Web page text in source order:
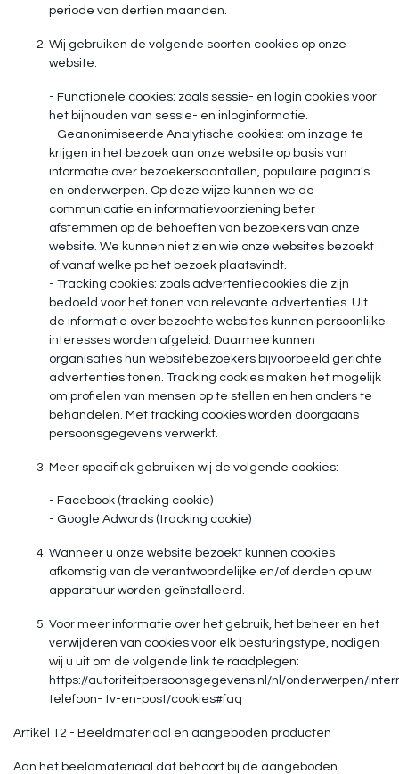
periode van dertien maanden.
Wij gebruiken de volgende soorten cookies op onze
website:
- Functionele cookies: zoals sessie- en login cookies voor
het bijhouden van sessie- en inloginformatie.
- Geanonimiseerde Analytische cookies: om inzage te
krijgen in het bezoek aan onze website op basis van
informatie over bezoekersaantallen, populaire pagina’s
en onderwerpen. Op deze wijze kunnen we de
communicatie en informatievoorziening beter
afstemmen op de behoeften van bezoekers van onze
website. We kunnen niet zien wie onze websites bezoekt
of vanaf welke pc het bezoek plaatsvindt.
- Tracking cookies: zoals advertentiecookies die zijn
bedoeld voor het tonen van relevante advertenties. Uit
de informatie over bezochte websites kunnen persoonlijke
interesses worden afgeleid. Daarmee kunnen
organisaties hun websitebezoekers bijvoorbeeld gerichte
advertenties tonen. Tracking cookies maken het mogelijk
om profielen van mensen op te stellen en hen anders te
behandelen. Met tracking cookies worden doorgaans
persoonsgegevens verwerkt.
Meer specifiek gebruiken wij de volgende cookies:
- Facebook (tracking cookie)
- Google Adwords (tracking cookie)
Wanneer u onze website bezoekt kunnen cookies
afkomstig van de verantwoordelijke en/of derden op uw
apparatuur worden geïnstalleerd.
Voor meer informatie over het gebruik, het beheer en het
verwijderen van cookies voor elk besturingstype, nodigen
wij u uit om de volgende link te raadplegen:
https://autoriteitpersoonsgegevens.nl/nl/onderwerpen/
telefoon- tv-en-post/cookies#faq
Artikel 12 - Beeldmateriaal en aangeboden producten
Aan het beeldmateriaal dat behoort bij de aangeboden